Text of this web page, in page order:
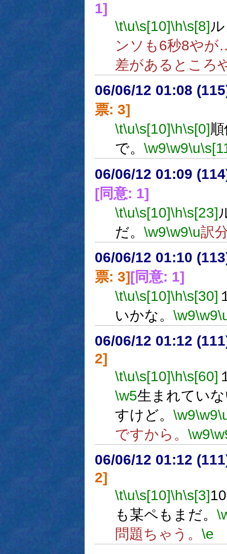
1]
\t\u\s[10]\h\s[8]
ンソも6秒8や
差があるところ
06/06/12 01:08
票: 3]
\t\u\s[10]\h\s[0]
で。 \w9\w9\u
06/06/12 01:09
[同意: 1]
\t\u\s[10]\h\s[23]
だ。 \w9\w9\u訳
06/06/12 01:10
票: 3][同意: 1]
\t\u\s[10]\h\s[30]
いかな。 \w9\w9
06/06/12 01:12
2]
\t\u\s[10]\h\s[60]
\w5生まれてい
すけど。 \w9\w9
ですから。 \w9
06/06/12 01:12
2]
\t\u\s[10]\h\s[3]
も某ペもまだ。
問題ちゃう。 \e